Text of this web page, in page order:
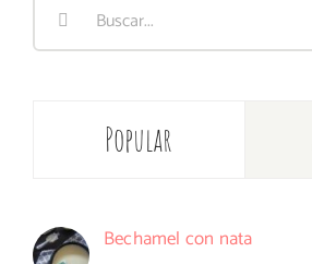
Popular
Bechamel con nata